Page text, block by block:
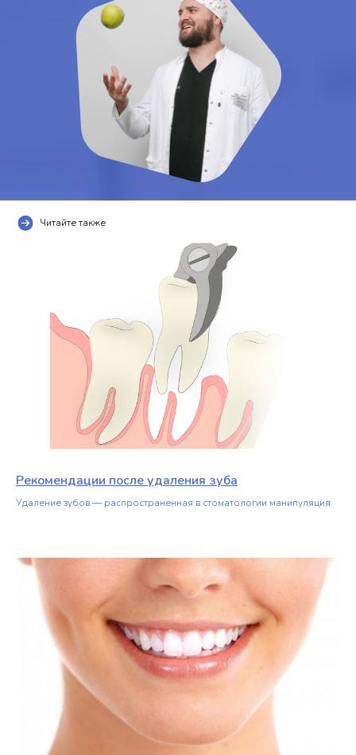
Читайте также
Рекомендации после удаления зуба
Удаление зубов — распространенная в стоматологии манипуляция.